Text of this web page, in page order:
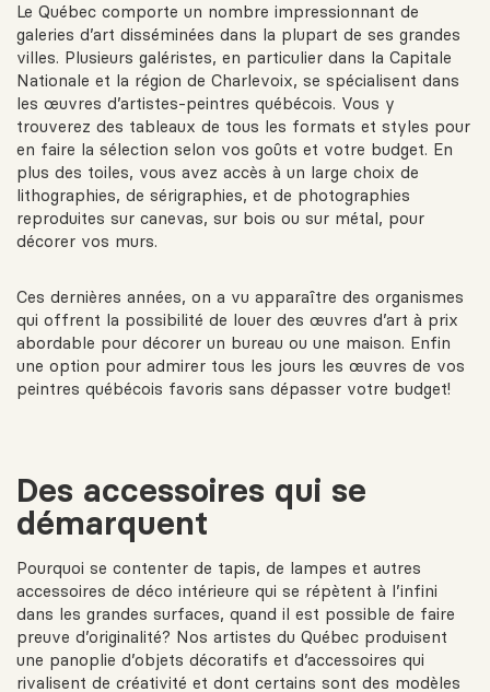
Le Québec comporte un nombre impressionnant de
galeries d’art disséminées dans la plupart de ses grandes
villes. Plusieurs galéristes, en particulier dans la Capitale
Nationale et la région de Charlevoix, se spécialisent dans
les œuvres d’artistes-peintres québécois. Vous y
trouverez des tableaux de tous les formats et styles pour
en faire la sélection selon vos goûts et votre budget. En
plus des toiles, vous avez accès à un large choix de
lithographies, de sérigraphies, et de photographies
reproduites sur canevas, sur bois ou sur métal, pour
décorer vos murs.
Ces dernières années, on a vu apparaître des organismes
qui offrent la possibilité de louer des œuvres d’art à prix
abordable pour décorer un bureau ou une maison. Enfin
une option pour admirer tous les jours les œuvres de vos
peintres québécois favoris sans dépasser votre budget!
Des accessoires qui se
démarquent
Pourquoi se contenter de tapis, de lampes et autres
accessoires de déco intérieure qui se répètent à l’infini
dans les grandes surfaces, quand il est possible de faire
preuve d’originalité? Nos artistes du Québec produisent
une panoplie d’objets décoratifs et d’accessoires qui
rivalisent de créativité et dont certains sont des modèles